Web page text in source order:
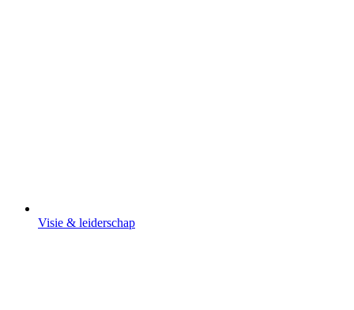
Visie & leiderschap